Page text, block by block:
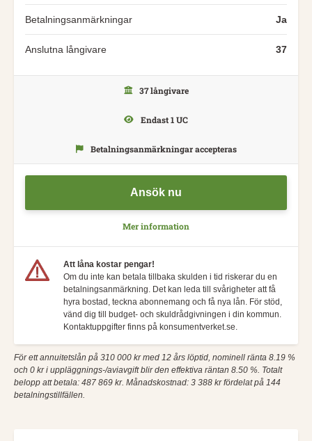
Betalningsanmärkningar Ja
Anslutna långivare 37
Ansök nu
Mer information
37 långivare
Endast 1 UC
Betalningsanmärkningar accepteras
Att låna kostar pengar!
Om du inte kan betala tillbaka skulden i tid riskerar du en
betalningsanmärkning. Det kan leda till svårigheter att få
hyra bostad, teckna abonnemang och få nya lån. För stöd,
vänd dig till budget- och skuldrådgivningen i din kommun.
Kontaktuppgifter finns på konsumentverket.se.
För ett annuitetslån på 310 000 kr med 12 års löptid, nominell ränta 8.19 %
och 0 kr i uppläggnings-/aviavgift blir den effektiva räntan 8.50 %. Totalt
belopp att betala: 487 869 kr. Månadskostnad: 3 388 kr fördelat på 144
betalningstillfällen.